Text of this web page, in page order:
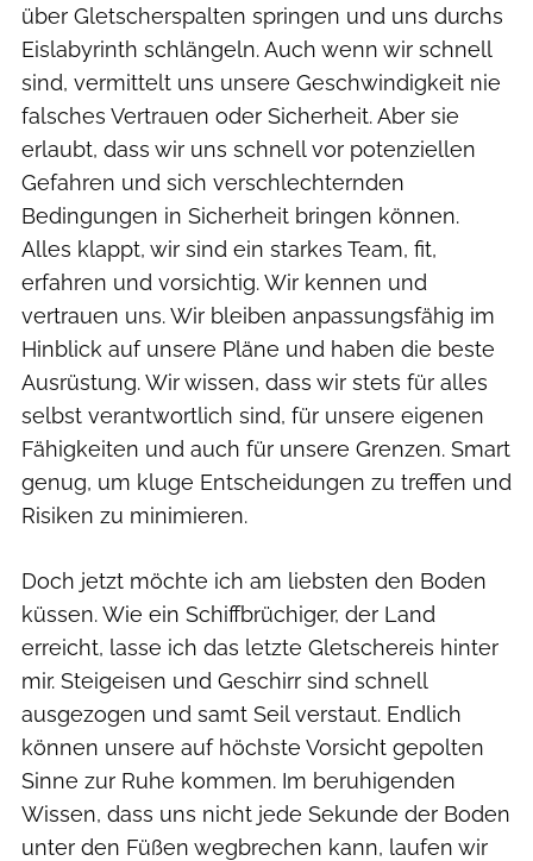
über Gletscherspalten springen und uns durchs
Eislabyrinth schlängeln. Auch wenn wir schnell
sind, vermittelt uns unsere Geschwindigkeit nie
falsches Vertrauen oder Sicherheit. Aber sie
erlaubt, dass wir uns schnell vor potenziellen
Gefahren und sich verschlechternden
Bedingungen in Sicherheit bringen können.
Alles klappt, wir sind ein starkes Team, fit,
erfahren und vorsichtig. Wir kennen und
vertrauen uns. Wir bleiben anpassungsfähig im
Hinblick auf unsere Pläne und haben die beste
Ausrüstung. Wir wissen, dass wir stets für alles
selbst verantwortlich sind, für unsere eigenen
Fähigkeiten und auch für unsere Grenzen. Smart
genug, um kluge Entscheidungen zu treffen und
Risiken zu minimieren.
Doch jetzt möchte ich am liebsten den Boden
küssen. Wie ein Schiffbrüchiger, der Land
erreicht, lasse ich das letzte Gletschereis hinter
mir. Steigeisen und Geschirr sind schnell
ausgezogen und samt Seil verstaut. Endlich
können unsere auf höchste Vorsicht gepolten
Sinne zur Ruhe kommen. Im beruhigenden
Wissen, dass uns nicht jede Sekunde der Boden
unter den Füßen wegbrechen kann, laufen wir